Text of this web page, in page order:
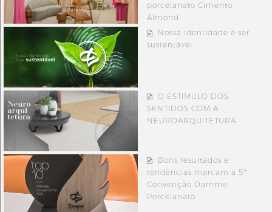
porcelanato Cimento
Almond
Nossa identidade é ser
sustentável
O ESTIMULO DOS
SENTIDOS COM A
NEUROARQUITETURA
Bons resultados e
tendências marcam a 5ª
Convenção Damme
Porcelanato